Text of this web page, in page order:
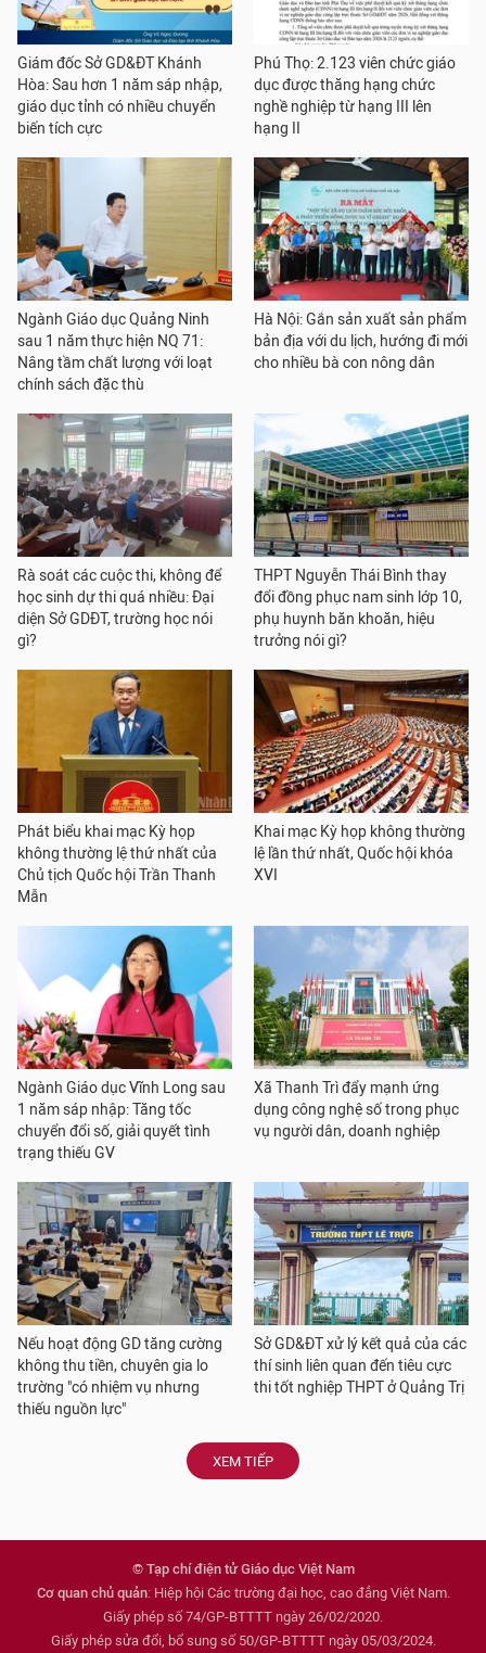
Giám đốc Sở GD&ĐT Khánh
Hòa: Sau hơn 1 năm sáp nhập,
giáo dục tỉnh có nhiều chuyển
biến tích cực
Phú Thọ: 2.123 viên chức giáo
dục được thăng hạng chức
nghề nghiệp từ hạng III lên
hạng II
Ngành Giáo dục Quảng Ninh
sau 1 năm thực hiện NQ 71:
Nâng tầm chất lượng với loạt
chính sách đặc thù
Hà Nội: Gắn sản xuất sản phẩm
bản địa với du lịch, hướng đi mới
cho nhiều bà con nông dân
Rà soát các cuộc thi, không để
học sinh dự thi quá nhiều: Đại
diện Sở GDĐT, trường học nói
gì?
THPT Nguyễn Thái Bình thay
đổi đồng phục nam sinh lớp 10,
phụ huynh băn khoăn, hiệu
trưởng nói gì?
Phát biểu khai mạc Kỳ họp
không thường lệ thứ nhất của
Chủ tịch Quốc hội Trần Thanh
Mẫn
Khai mạc Kỳ họp không thường
lệ lần thứ nhất, Quốc hội khóa
XVI
Ngành Giáo dục Vĩnh Long sau
1 năm sáp nhập: Tăng tốc
chuyển đổi số, giải quyết tình
trạng thiếu GV
Xã Thanh Trì đẩy mạnh ứng
dụng công nghệ số trong phục
vụ người dân, doanh nghiệp
Nếu hoạt động GD tăng cường
không thu tiền, chuyên gia lo
trường "có nhiệm vụ nhưng
thiếu nguồn lực"
Sở GD&ĐT xử lý kết quả của các
thí sinh liên quan đến tiêu cực
thi tốt nghiệp THPT ở Quảng Trị
XEM TIẾP
© Tạp chí điện tử Giáo dục Việt Nam
Cơ quan chủ quản: Hiệp hội Các trường đại học, cao đẳng Việt Nam.
Giấy phép số 74/GP-BTTTT ngày 26/02/2020.
Giấy phép sửa đổi, bổ sung số 50/GP-BTTTT ngày 05/03/2024.